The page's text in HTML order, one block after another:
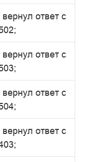
ответ с
ответ с
ответ с
ответ с